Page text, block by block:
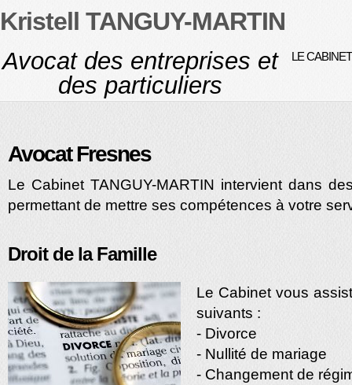
Kristell TANGUY-MARTIN
LE CABINET
Avocat des entreprises et
des particuliers
Avocat Fresnes
Le Cabinet TANGUY-MARTIN intervient dans
permettant de mettre ses compétences à votre
Droit de la Famille
Le Cabinet vous
suivants :
- Divorce
- Nullité de mariage
- Changement de